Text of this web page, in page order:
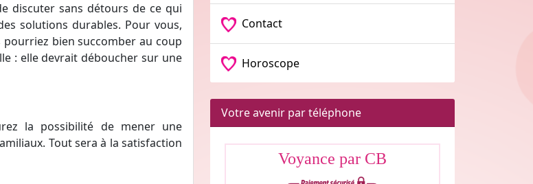
discuter sans détours de ce qui
solutions durables. Pour vous,
bien succomber au coup
: elle devrait déboucher sur une
la possibilité de mener une
Tout sera à la satisfaction
Contact
Horoscope
Votre avenir par téléphone
Voyance par CB